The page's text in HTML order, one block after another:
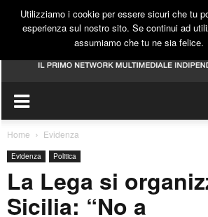
Home Evidenza
Evidenza Politica
La Lega si
Sicilia: “No a
Utilizziamo i cookie per essere sicuri che tu
esperienza sul nostro sito. Se continui ad
assumiamo che tu ne sia felice.